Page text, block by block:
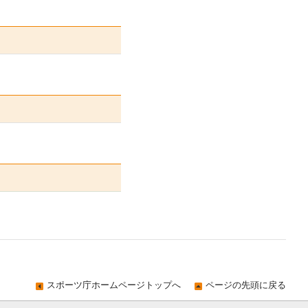
ページの先頭に戻る
スポーツ庁ホームページトップへ